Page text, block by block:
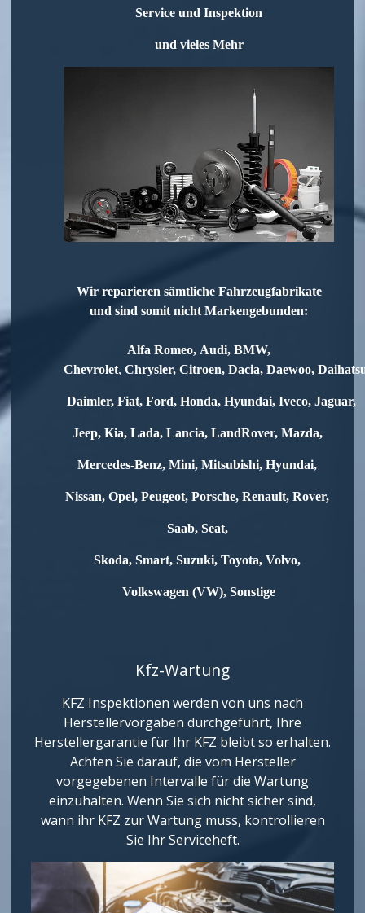
Service und Inspektion
und vieles Mehr
Wir reparieren sämtliche Fahrzeugfabrikate
und sind somit nicht Markengebunden:
Alfa Romeo, Audi, BMW,
Chevrolet,Chrysler,Citroen,Dacia,Daewoo,
Daimler,Fiat,Ford,Honda,Hyundai,Iveco,Jaguar,
Jeep, Kia, Lada, Lancia, LandRover, Mazda,
Mercedes-Benz, Mini, Mitsubishi, Hyundai,
Nissan, Opel, Peugeot, Porsche, Renault, Rover,
Saab, Seat,
Skoda, Smart, Suzuki, Toyota, Volvo,
Volkswagen (VW), Sonstige
Kfz-Wartung
KFZ Inspektionen werden von uns nach
Herstellervorgaben durchgeführt, Ihre
Herstellergarantie für Ihr KFZ bleibt so erhalten.
Achten Sie darauf, die vom Hersteller
vorgegebenen Intervalle für die Wartung
einzuhalten. Wenn Sie sich nicht sicher sind,
wann ihr KFZ zur Wartung muss, kontrollieren
Sie Ihr Serviceheft.